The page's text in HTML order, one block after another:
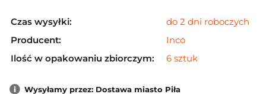
Czas wysyłki:
do 2 dni roboczych
Producent:
Inco
Ilość w opakowaniu zbiorczym:
6 sztuk
Wysyłamy przez: Dostawa miasto Piła